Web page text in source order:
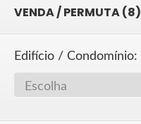
VENDA / PERMUTA (8)
Edifício / Condomínio: